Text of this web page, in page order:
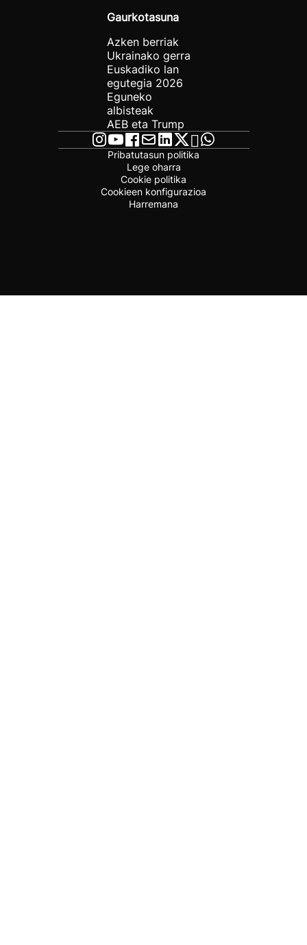
Gaurkotasuna
Azken berriak
Ukrainako gerra
Euskadiko lan
egutegia 2026
Eguneko
albisteak
AEB eta Trump
Pribatutasun politika
Lege oharra
Cookie politika
Cookieen konfigurazioa
Harremana